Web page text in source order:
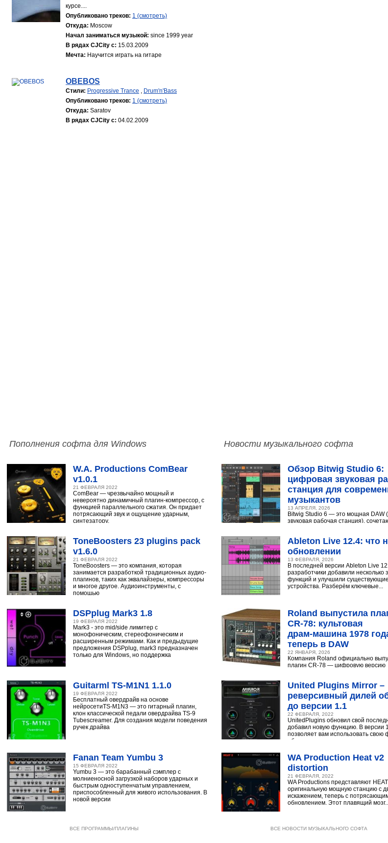
курсе....
Опубликовано треков: 1 (смотреть)
Откуда: Moscow
Начал заниматься музыкой: since 1999 year
В рядах CJCity с: 15.03.2009
Мечта: Научится играть на гитаре
OBEBOS
Стили: Progressive Trance , Drum'n'Bass
Опубликовано треков: 1 (смотреть)
Откуда: Saratov
В рядах CJCity с: 04.02.2009
Пополнения софта для Windows
W.A. Productions ComBear
v1.0.1
21 ФЕВРАЛЯ 2022
ComBear — чрезвычайно мощный и
невероятно динамичный плагин-компрессор, с
функцией параллельного сжатия. Он придает
потрясающий звук и ощущение ударным,
синтезатору,
ToneBoosters 23 plugins pack
v1.6.0
21 ФЕВРАЛЯ 2022
ToneBoosters — это компания, которая
занимается разработкой традиционных аудио-
плагинов, таких как эквалайзеры, компрессоры
и многое другое. Аудиоинструменты, с
помощью
DSPplug Mark3 1.8
19 ФЕВРАЛЯ 2022
Mark3 - это mid/side лимитер с
монофоническим, стереофоническим и
расширенным режимами. Как и предыдущие
предложения DSPplug, mark3 предназначен
только для Windows, но поддержка
Guitarml TS-M1N1 1.1.0
19 ФЕВРАЛЯ 2022
Бесплатный овердрайв на основе
нейросетиTS-M1N3 — это гитарный плагин,
клон классической педали овердрайва TS-9
Tubescreamer. Для создания модели поведения
ручек драйва
Fanan Team Yumbu 3
15 ФЕВРАЛЯ 2022
Yumbu 3 — это барабанный сэмплер с
молниеносной загрузкой наборов ударных и
быстрым одноступенчатым управлением,
приспособленный для живого использования. В
новой версии
ВСЕ ПРОГРАММЫ/ПЛАГИНЫ
Новости музыкального софта
Обзор Bitwig Studio 6:
цифровая звуковая
станция для
музыкантов
13 АПРЕЛЯ, 2026
Bitwig Studio 6 — это мощная DAW
звуковая рабочая станция),
Ableton Live 12.4: что
обновлении
13 ФЕВРАЛЯ, 2026
В последней версии Ableton Live
разработчики добавили несколько
функций и улучшили существующие
устройства. Разберём ключевые...
Roland выпустила
CR‑78: культовая
драм‑машина 1978
теперь в DAW
22 ЯНВАРЯ, 2026
Компания Roland официально
плагин CR-78 — цифровую версию
United Plugins Mirror –
реверсивный дилей
до версии 1.1
22 ФЕВРАЛЯ, 2022
UnitedPlugins обновил свой
добавил новую функцию. В версии
позволяет вам использовать
обратную...
WA Production Heat v2
distortion
21 ФЕВРАЛЯ, 2022
WA Productions представляют
оригинальную мощную станцию с
искажением, теперь с
обновлением. Этот плавящий
ВСЕ НОВОСТИ МУЗЫКАЛЬНОГО СОФТА